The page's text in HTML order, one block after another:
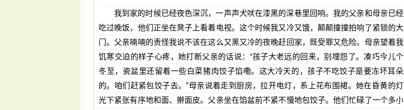
我到家的时候已经夜色深沉，一声声犬吠在漆黑的深巷里回响。我的父亲和母亲已经
吃过晚饭，他们正坐在凳子上看着电视。这个时候我又冷又饿，颠颠撞撞拍响了紧锁的大
门。父亲喃喃的责怪我说不该在这么又黑又冷的夜晚赶回家，既受罪又危险。母亲望着我
饥寒交迫的样子心疼，她打断父亲的话说：“孩子大老远的回来，别埋怨了。凑巧今儿个
冬至，瓷盆里还留着一些白菜猪肉饺子馅嘞。这大冷天的，孩子不吃饺子是要冻坏耳朵
的。咱们赶紧包饺子去。”母亲说着走到厨房，拉开电灯，系上花布围裙。她在昏黄的灯
光下紧张有序地和面、擀面皮。父亲坐在馅盆前不紧不慢地包饺子。他们忙碌了一个多小